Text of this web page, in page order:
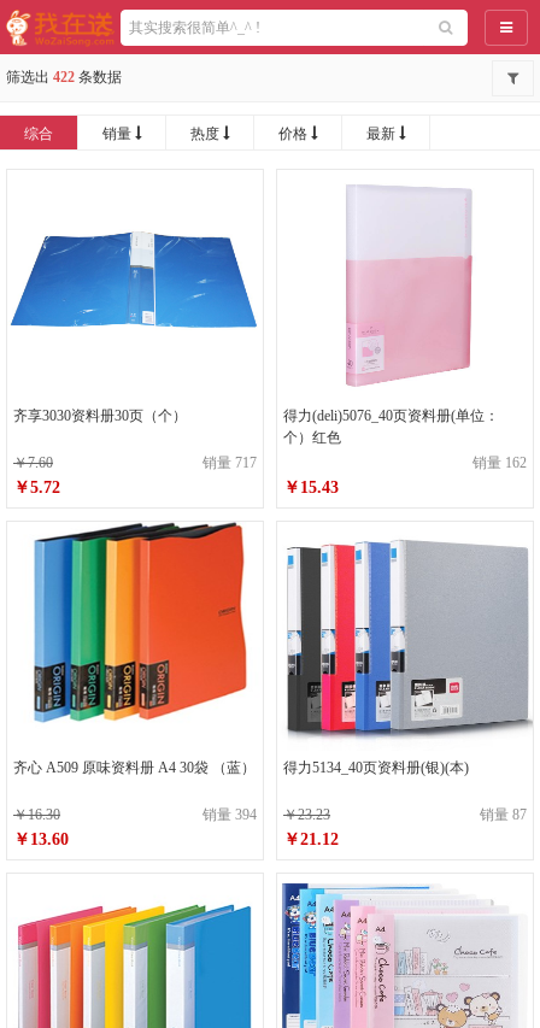
导航
筛选出 422 条数据
综合 销量 热度 价格 最新
齐享3030资料册30页（个）
￥7.60 销量 717
￥5.72
得力(deli)5076_40页资料册(单位：
个）红色
销量 162
￥15.43
齐心 A509 原味资料册 A4 30袋 （蓝）
￥16.30 销量 394
￥13.60
得力5134_40页资料册(银)(本)
￥23.23 销量 87
￥21.12